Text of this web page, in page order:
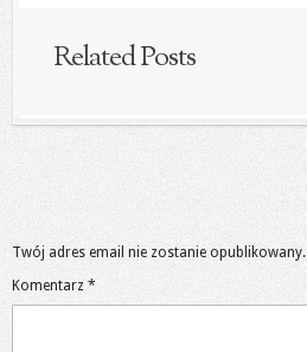
Related Posts
Twój adres email nie zostanie opublikowany.
Komentarz *